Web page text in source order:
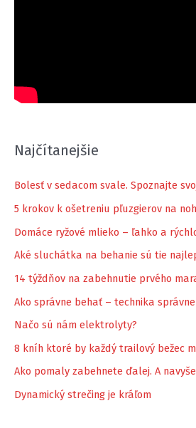
Najčítanejšie
Bolesť v sedacom svale. Spoznajte
5 krokov k ošetreniu pľuzgierov na
Domáce ryžové mlieko – ľahko a
Aké sluchátka na behanie sú tie
14 týždňov na zabehnutie prvého
Ako správne behať – technika
Načo sú nám elektrolyty?
8 kníh ktoré by každý trailový bežec
Ako pomaly zabehnete ďalej. A
Dynamický strečing je kráľom